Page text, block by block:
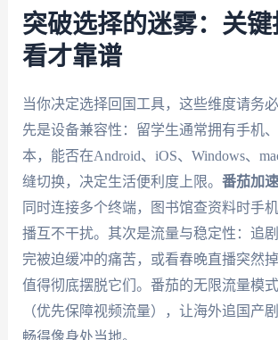
突破选择的迷雾：关
看才靠谱
当你决定选择回国工具，这些维度请务
先是设备兼容性：留学生通常拥有手机
本，能否在Android、iOS、Windows、
缝切换，决定生活便利度上限。 番茄加
同时连接多个终端，图书馆查资料时手
播互不干扰。其次是流量与稳定性：追
完被迫缓冲的痛苦，或看春晚直播突然
值得彻底摆脱它们。番茄的无限流量模
（优先保障视频流量），让海外追国产